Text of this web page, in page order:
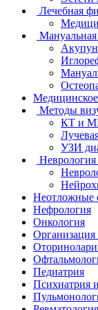
Лечебная
Методы
КТ и
УЗИ
Неотложные
Нефрология
Онкология
Организация
Педиатрия
Психиатрия